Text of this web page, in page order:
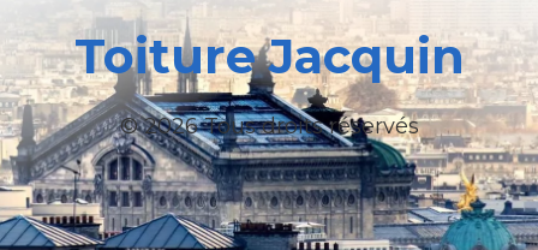
Toiture Jacquin
© 2026 Tous droits réservés